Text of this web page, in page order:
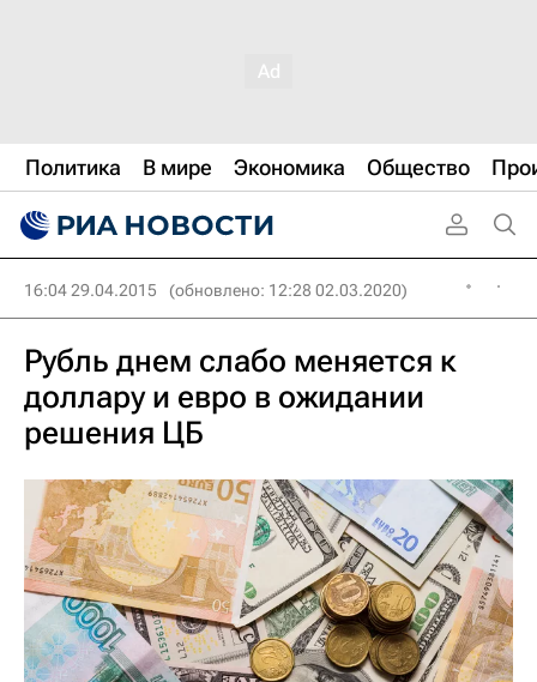
Политика В мире Экономика Общество
16:04 29.04.2015 (обновлено: 12:28 02.03.2020)
Рубль днем слабо меняется к
доллару и евро в ожидании
решения ЦБ